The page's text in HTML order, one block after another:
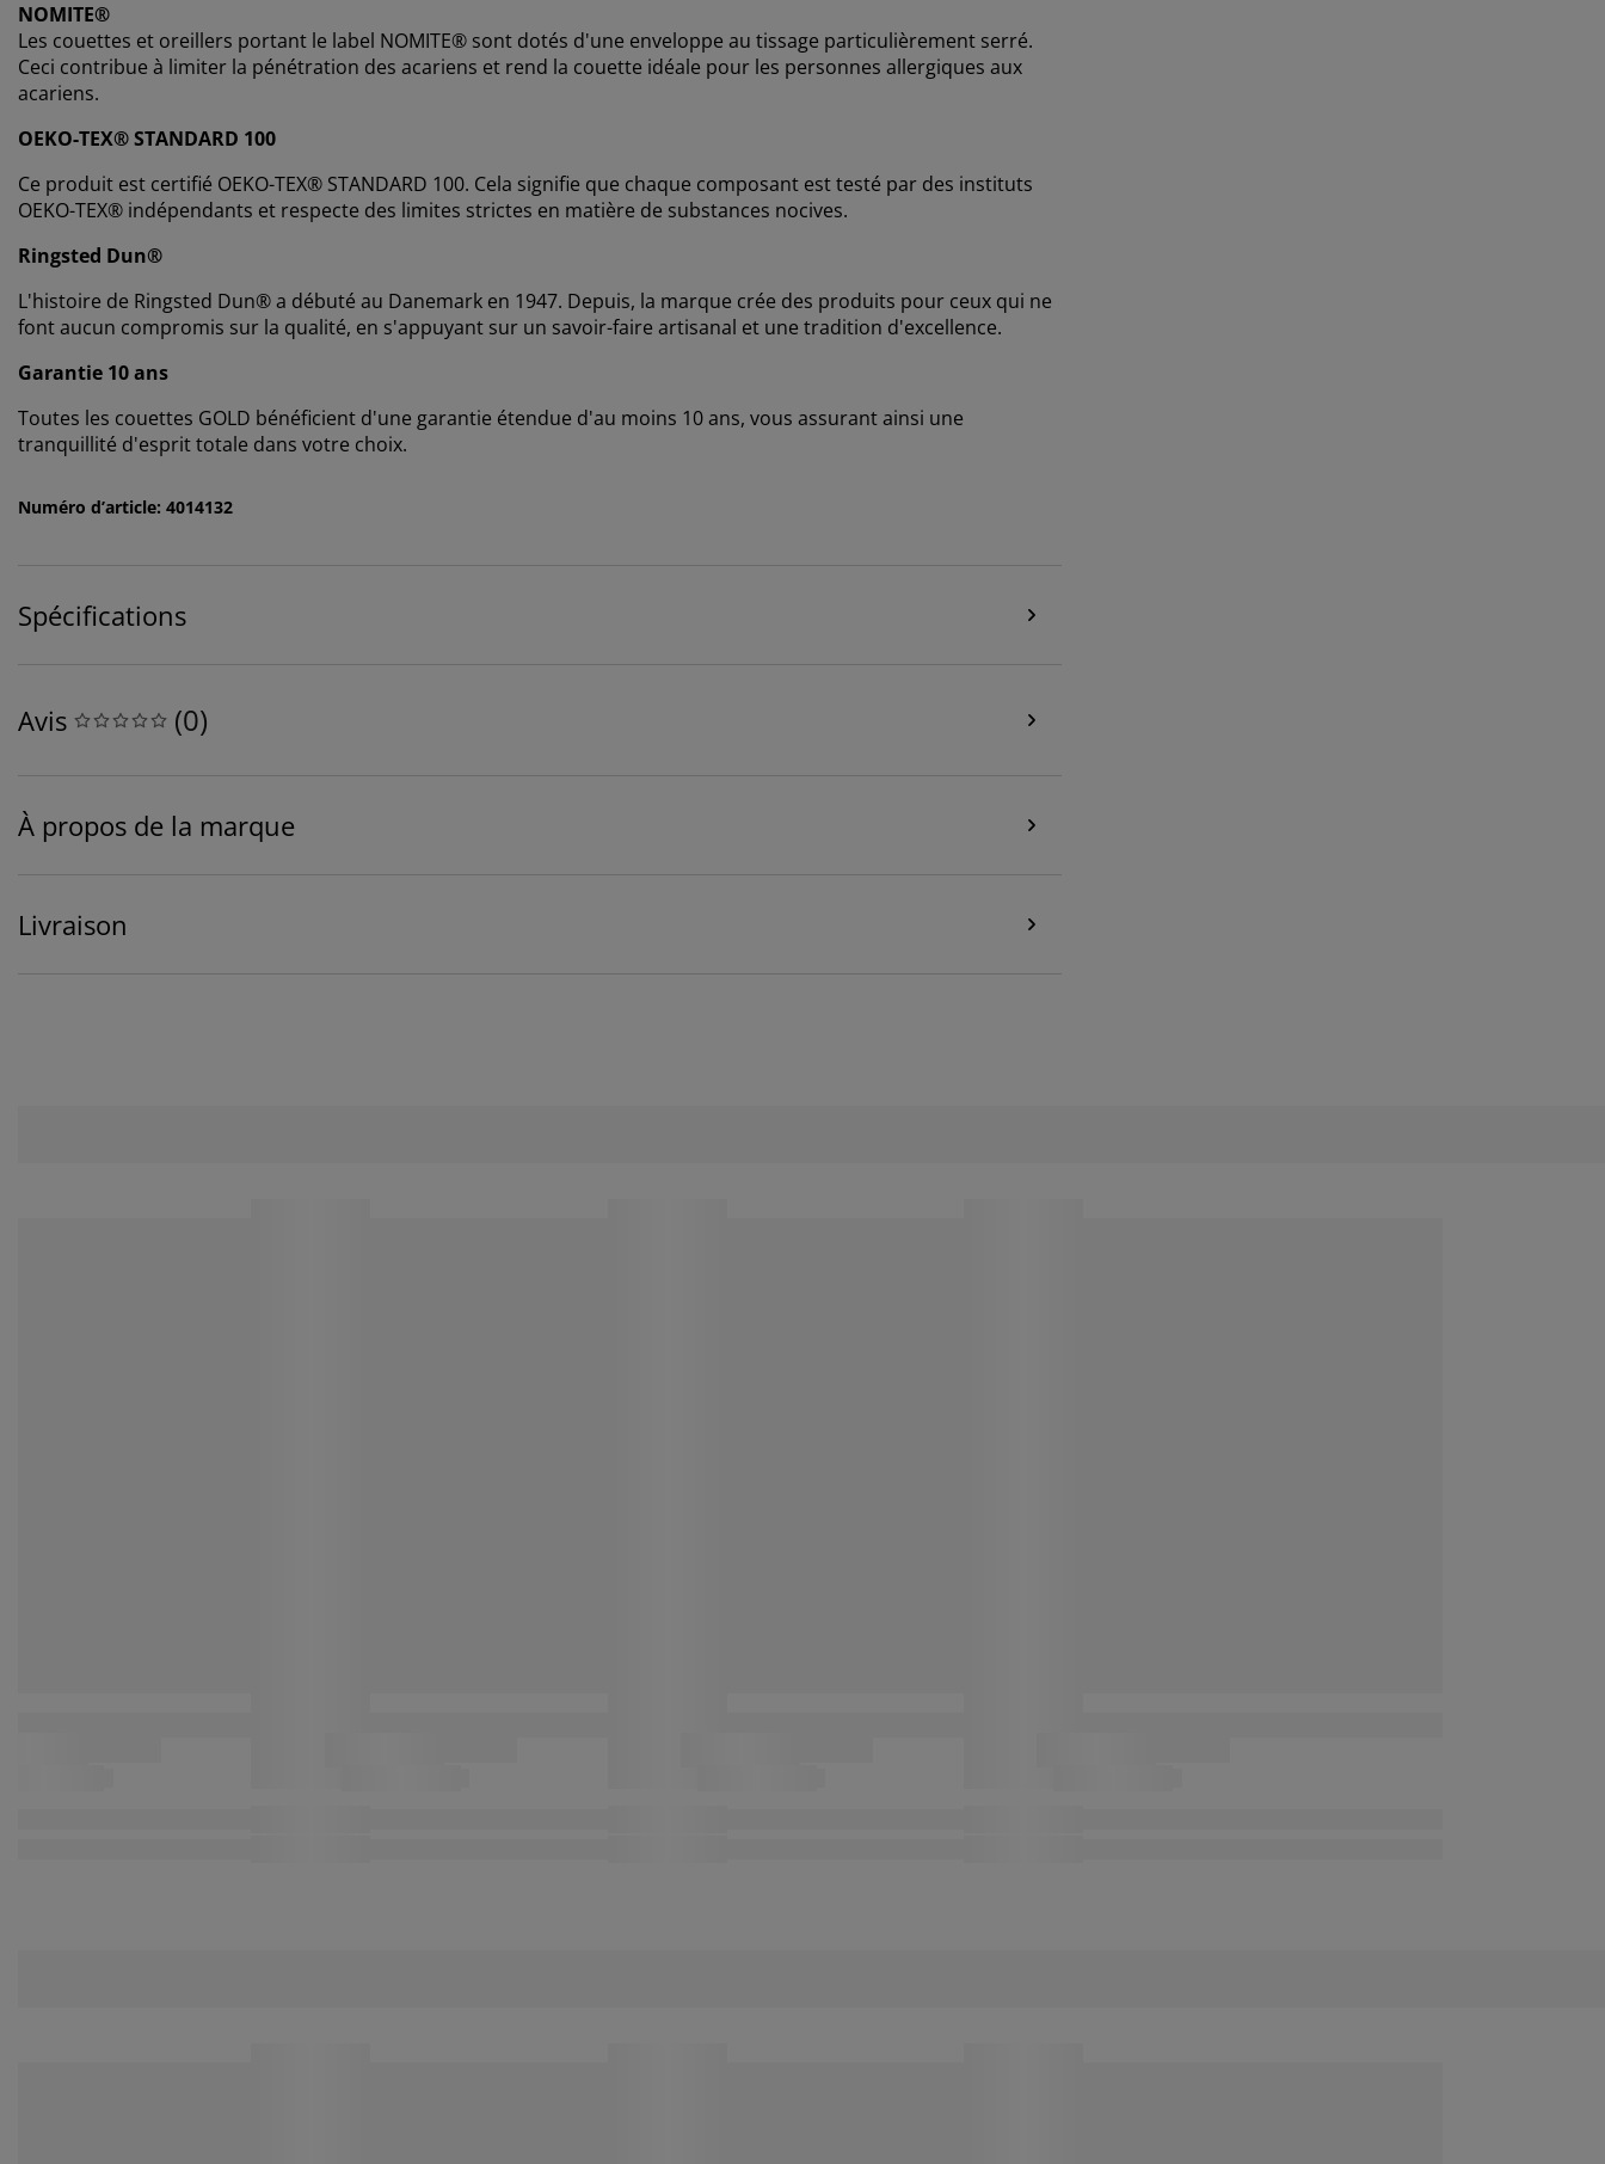
NOMITE®
Les couettes et oreillers portant le label NOMITE® sont dotés d'une enveloppe au tissage particulièrement serré.
Ceci contribue à limiter la pénétration des acariens et rend la couette idéale pour les personnes allergiques aux
acariens.
OEKO-TEX® STANDARD 100
Ce produit est certifié OEKO-TEX® STANDARD 100. Cela signifie que chaque composant est testé par des instituts
OEKO-TEX® indépendants et respecte des limites strictes en matière de substances nocives.
Ringsted Dun®
L'histoire de Ringsted Dun® a débuté au Danemark en 1947. Depuis, la marque crée des produits pour ceux qui ne
font aucun compromis sur la qualité, en s'appuyant sur un savoir-faire artisanal et une tradition d'excellence.
Garantie 10 ans
Toutes les couettes GOLD bénéficient d'une garantie étendue d'au moins 10 ans, vous assurant ainsi une
tranquillité d'esprit totale dans votre choix.
Numéro d’article: 4014132
Spécifications
Avis (0)
À propos de la marque
Livraison